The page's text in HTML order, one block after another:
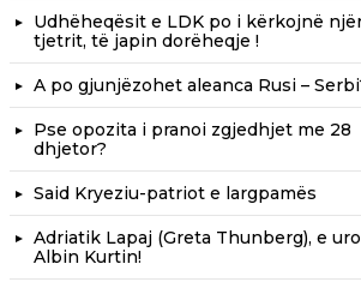
Udhëheqësit e LDK po i kërkojnë
tjetrit, të japin dorëheqje !
A po gjunjëzohet aleanca Rusi –
Pse opozita i pranoi zgjedhjet me 28
dhjetor?
Said Kryeziu-patriot e largpamës
Adriatik Lapaj (Greta Thunberg), e
Albin Kurtin!